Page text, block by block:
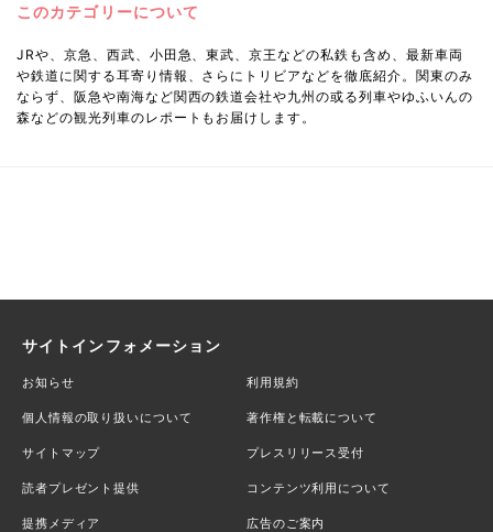
このカテゴリーについて
JRや、京急、西武、小田急、東武、京王などの私鉄も含め、最新車両
や鉄道に関する耳寄り情報、さらにトリビアなどを徹底紹介。関東のみ
ならず、阪急や南海など関西の鉄道会社や九州の或る列車やゆふいんの
森などの観光列車のレポートもお届けします。
サイトインフォメーション
お知らせ 利用規約
個人情報の取り扱いについて 著作権と転載について
サイトマップ プレスリリース受付
読者プレゼント提供 コンテンツ利用について
提携メディア 広告のご案内